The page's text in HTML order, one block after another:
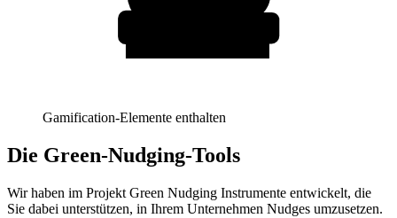
Gamification-Elemente enthalten
Die Green-Nudging-Tools
Wir haben im Projekt Green Nudging Instrumente entwickelt, die
Sie dabei unterstützen, in Ihrem Unternehmen Nudges umzusetzen.